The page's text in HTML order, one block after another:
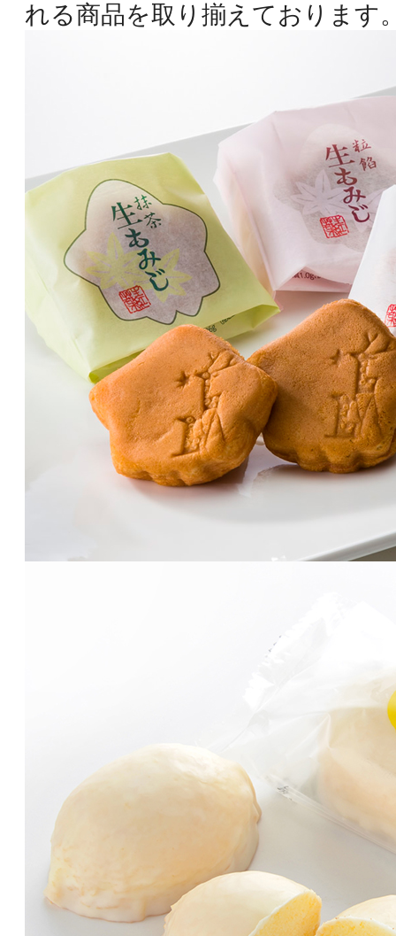
れる商品を取り揃えております